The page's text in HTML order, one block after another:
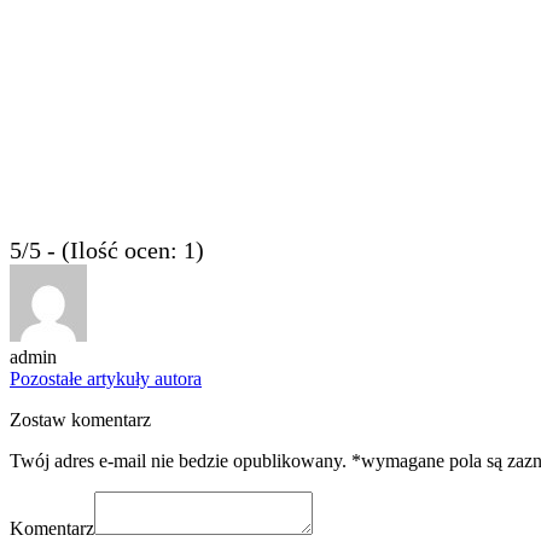
5/5 - (Ilość ocen: 1)
admin
Pozostałe artykuły autora
Zostaw komentarz
Twój adres e-mail nie bedzie opublikowany. *wymagane pola są
Komentarz